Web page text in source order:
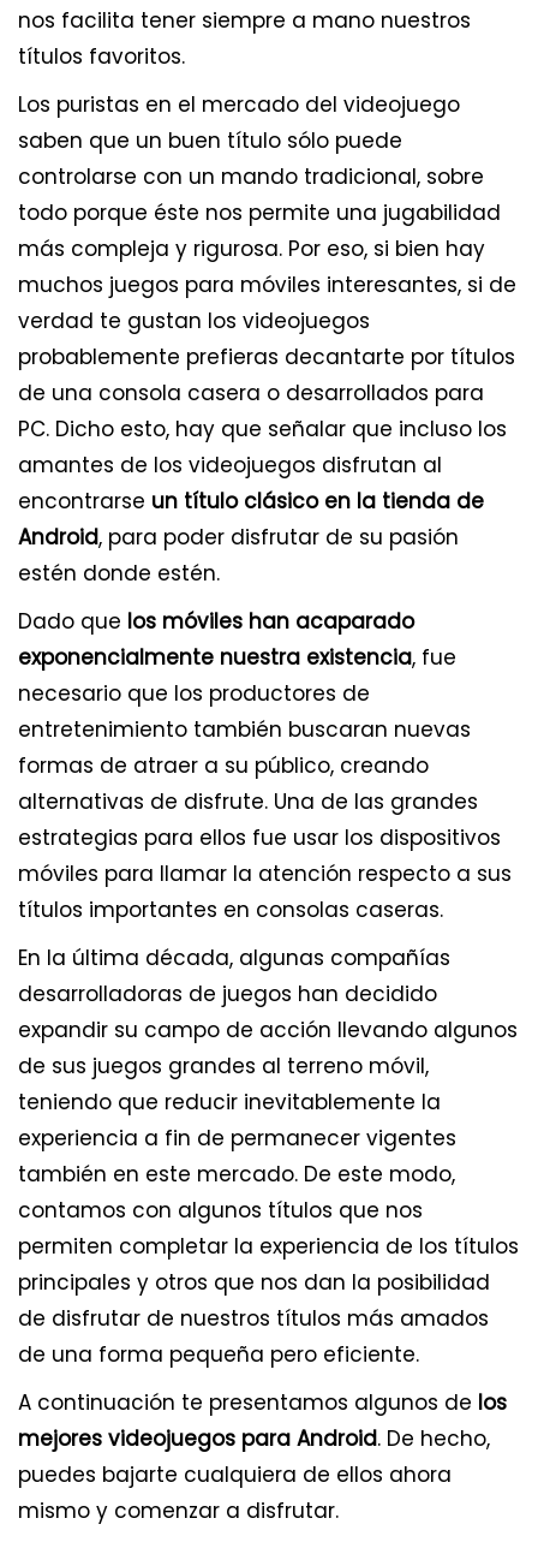
nos facilita tener siempre a mano nuestros
títulos favoritos.
Los puristas en el mercado del videojuego
saben que un buen título sólo puede
controlarse con un mando tradicional, sobre
todo porque éste nos permite una jugabilidad
más compleja y rigurosa. Por eso, si bien hay
muchos juegos para móviles interesantes, si de
verdad te gustan los videojuegos
probablemente prefieras decantarte por títulos
de una consola casera o desarrollados para
PC. Dicho esto, hay que señalar que incluso los
amantes de los videojuegos disfrutan al
encontrarse un título clásico en la tienda de
Android, para poder disfrutar de su pasión
estén donde estén.
Dado que los móviles han acaparado
exponencialmente nuestra existencia, fue
necesario que los productores de
entretenimiento también buscaran nuevas
formas de atraer a su público, creando
alternativas de disfrute. Una de las grandes
estrategias para ellos fue usar los dispositivos
móviles para llamar la atención respecto a sus
títulos importantes en consolas caseras.
En la última década, algunas compañías
desarrolladoras de juegos han decidido
expandir su campo de acción llevando algunos
de sus juegos grandes al terreno móvil,
teniendo que reducir inevitablemente la
experiencia a fin de permanecer vigentes
también en este mercado. De este modo,
contamos con algunos títulos que nos
permiten completar la experiencia de los títulos
principales y otros que nos dan la posibilidad
de disfrutar de nuestros títulos más amados
de una forma pequeña pero eficiente.
A continuación te presentamos algunos de los
mejores videojuegos para Android. De hecho,
puedes bajarte cualquiera de ellos ahora
mismo y comenzar a disfrutar.